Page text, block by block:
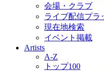
会場・クラブ
ライブ配信プラ
現在地検索
イベント掲載
Artists
A-Z
トップ100